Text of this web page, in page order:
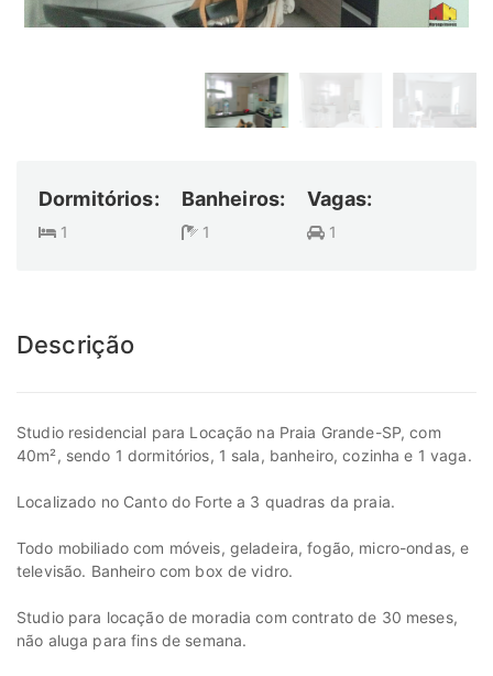
Dormitórios:
1
Banheiros:
1
Vagas:
1
Descrição
Studio residencial para Locação na Praia Grande-SP, com
40m², sendo 1 dormitórios, 1 sala, banheiro, cozinha e 1 vaga.
Localizado no Canto do Forte a 3 quadras da praia.
Todo mobiliado com móveis, geladeira, fogão, micro-ondas, e
televisão. Banheiro com box de vidro.
Studio para locação de moradia com contrato de 30 meses,
não aluga para fins de semana.